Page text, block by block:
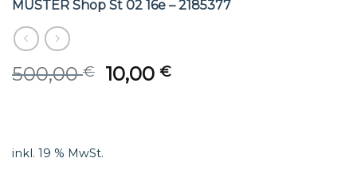
MUSTER Shop St 02 16e – 2185377
500,00€
Original
10,00€Current
inkl. 19 % MwSt.